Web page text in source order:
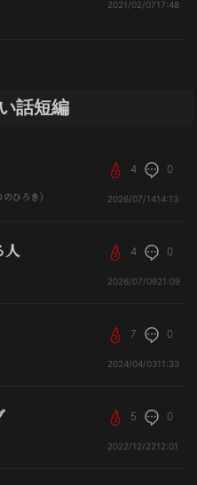
2021/02/0717:48
話短編
ひろき）
4 0
2026/07/1414:13
人 4 0
2026/07/0921:09
7 0
2024/04/0311:33
5 0
2022/12/2212:01